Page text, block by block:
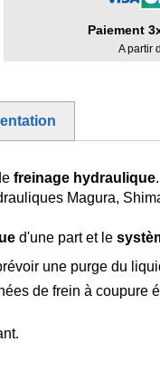
Paiement
A partir
freinage hydraulique.
Magura,
d'une part et le
une purge du
de frein à coupure